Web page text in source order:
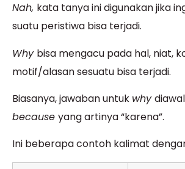
Nah, kata tanya ini digunakan jika
suatu peristiwa bisa terjadi.
Why bisa mengacu pada hal, niat,
motif/alasan sesuatu bisa terjadi.
Biasanya, jawaban untuk why
because yang artinya “karena”.
Ini beberapa contoh kalimat